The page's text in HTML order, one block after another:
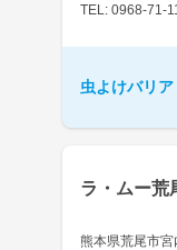
TEL: 0968-71-
虫よけバリ
ラ・ムー荒
熊本県荒尾市宮